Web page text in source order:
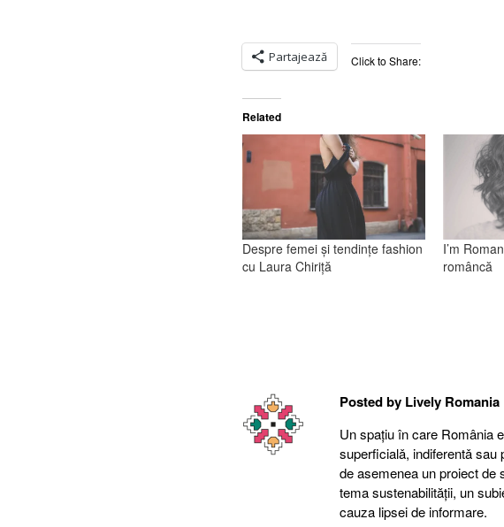
Click to Share:
Partajează
Related
Despre femei şi tendințe fashion
cu Laura Chiriță
I’m
româncă
Posted by Lively Romania
Un spațiu în care România
superficialǎ, indiferentǎ sau
de asemenea un proiect de
tema sustenabilității, un
cauza lipsei de informare.